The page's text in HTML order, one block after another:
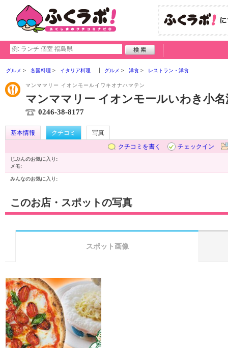
グルメ 各国料理 イタリア料理 グルメ 洋食 レストラン・洋食
マンママリー イオンモールイワキオナハマテン
マンママリー イオンモールいわき小名
0246-38-8177
基本情報 クチコミ
写真
クチコミを書く
チェックイン
じぶんのお気に入り:
メモ:
みんなのお気に入り:
このお店・スポットの写真
スポット画像